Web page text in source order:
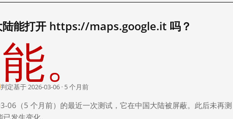
陆能打开 https://maps.google.it 吗？
。
判定基于 2026-03-06 · 5 个月前
06（5 个月前）的最近一次测试，它在中国大陆被屏蔽。此后未再测
发生变化。